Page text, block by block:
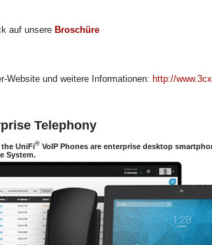
auf unsere Broschüre
Website und weitere Informationen: http://
Telephony
UniFi® VoIP Phones are enterprise desktop
System.